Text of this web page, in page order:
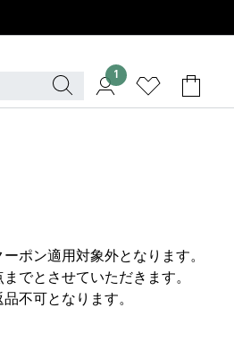
1
ーポン適用対象外となります。
までとさせていただきます。
不可となります。